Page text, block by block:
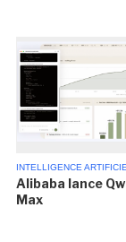
INTELLIGENCE
Alibaba lance
Max